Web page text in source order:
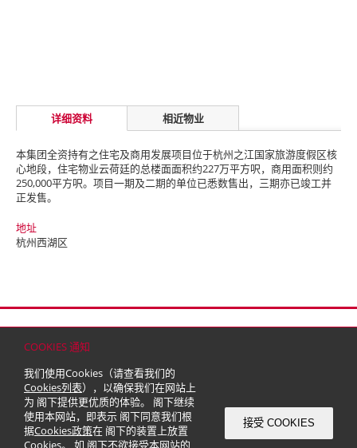
COOKIES 通知
我们使用Cookies（请查看我们的
Cookies列表），以确保我们在网站上
为 阁下提供更优质的体验。 阁下继续
使用本网站，即表示 阁下同意我们根
据Cookies政策在 阁下的装置上放置
Cookies。 如 阁下不欲接受本网站的
接受 COOKIES
详细资料 相近物业
本集团全资持有之住宅及商用发展项目位于杭州之江国家旅游度假区核
心地段，住宅物业云荷廷的总楼面面积约227万平方呎，商用面积则约
250,000平方呎。项目一期及二期的单位已悉数售出，三期亦已竣工并
正发售。
地址
杭州西湖区
© 2026 嘉里建设有限公司 (于百慕达注册成立之有限公司)